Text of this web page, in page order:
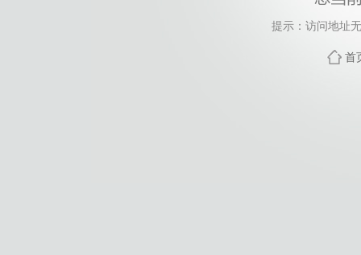
提示：访问地址
首